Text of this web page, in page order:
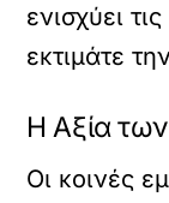
ενισχύει
εκτιμάτε
Η Αξία
Οι κοινές